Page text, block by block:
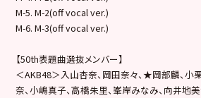
M-5. M-2(off vocal ver.)
M-6. M-3(off vocal ver.)
【50th表題曲選抜メンバー】
＜AKB48＞入山杏奈、岡田奈々、★岡部麟、小
奈、小嶋真子、高橋朱里、峯岸みなみ、向井地